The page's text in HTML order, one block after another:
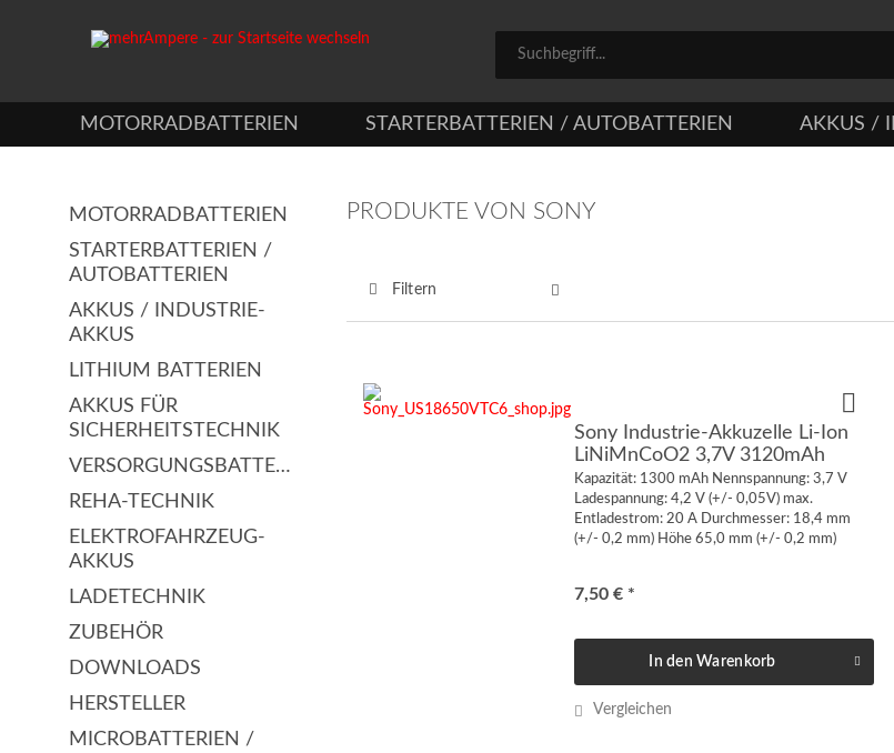
MOTORRADBATTERIEN STARTERBATTERIEN / AUTOBATTERIEN AKKUS /
MOTORRADBATTERIEN
STARTERBATTERIEN /
AUTOBATTERIEN
AKKUS / INDUSTRIE-
AKKUS
LITHIUM BATTERIEN
AKKUS FÜR
SICHERHEITSTECHNIK
VERSORGUNGSBATTERIEN
REHA-TECHNIK
ELEKTROFAHRZEUG-
AKKUS
LADETECHNIK
ZUBEHÖR
DOWNLOADS
HERSTELLER
MICROBATTERIEN /
PRODUKTE VON SONY
Filtern
Sony Industrie-Akkuzelle Li-Ion
LiNiMnCoO2 3,7V 3120mAh
Kapazität: 1300 mAh Nennspannung: 3,7 V
Ladespannung: 4,2 V (+/- 0,05V) max.
Entladestrom: 20 A Durchmesser: 18,4 mm
(+/- 0,2 mm) Höhe 65,0 mm (+/- 0,2 mm)
7,50 € *
In den Warenkorb
Vergleichen